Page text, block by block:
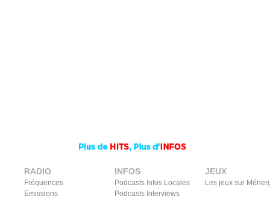
RADIO
Fréquences
Emissions
INFOS
Podcasts Infos Locales
Podcasts Interviews
JEUX
Les jeux sur